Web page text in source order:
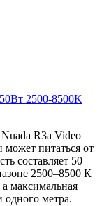
2500-8500K
R3a Video
питаться от
составляет 50
2500–8500 К
максимальная
одного метра.